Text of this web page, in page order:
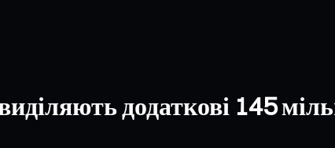
додаткові 145